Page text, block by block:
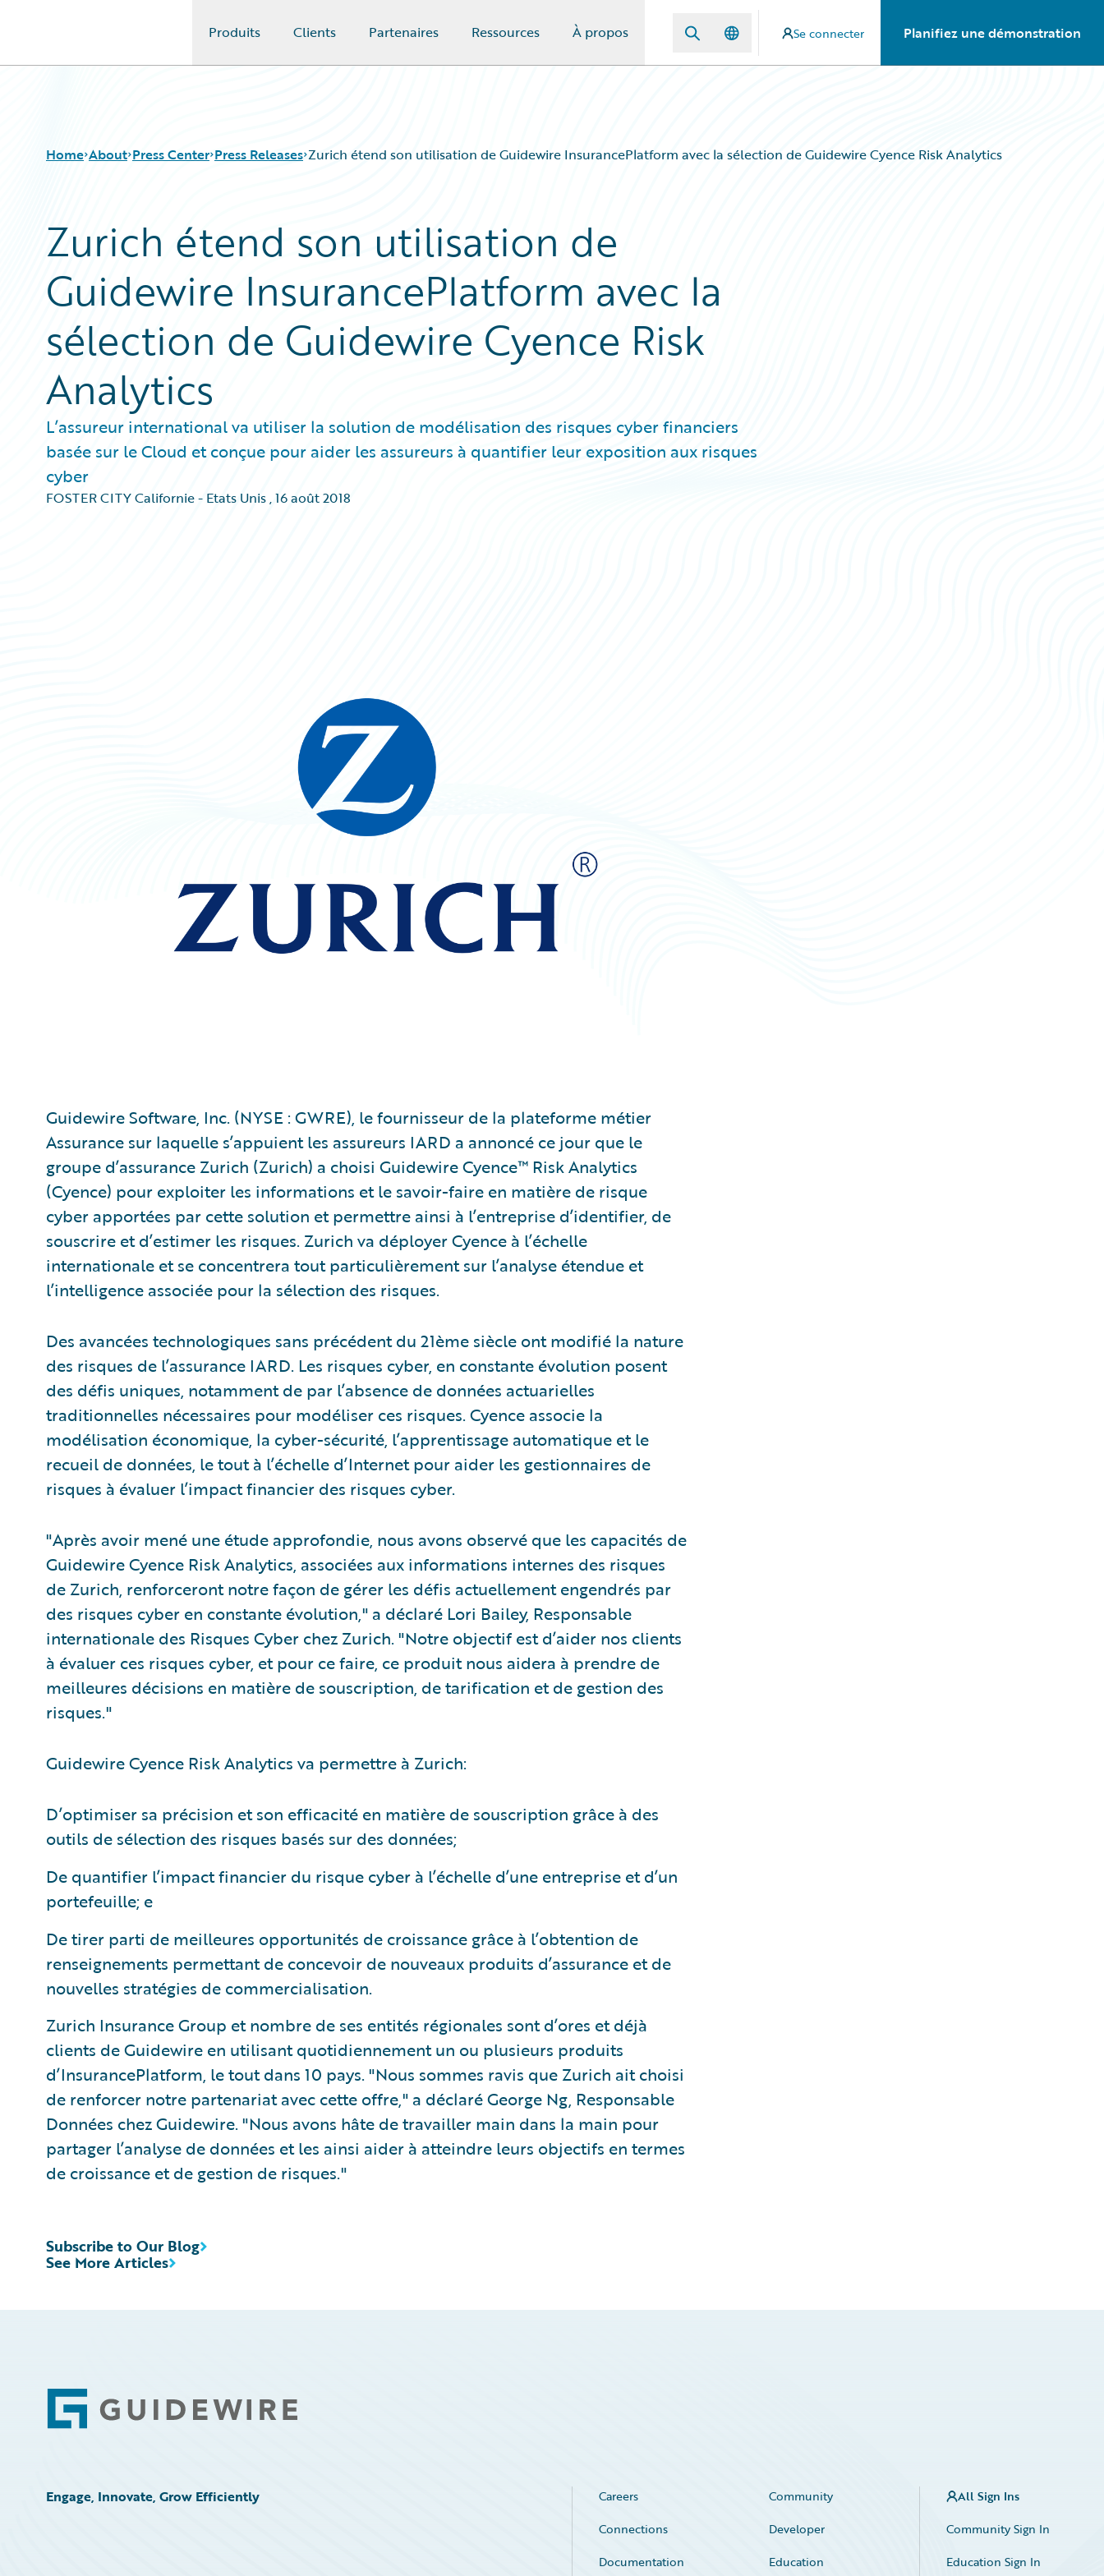
Produits Clients Partenaires Ressources À propos Se connecter Planifiez une démonstration
Home About Press Center Press Releases Zurich étend son utilisation de Guidewire InsurancePlatform avec la sélection de Guidewire Cyence Risk Analytics
Zurich étend son utilisation de
Guidewire InsurancePlatform avec la
sélection de Guidewire Cyence Risk
Analytics
L’assureur international va utiliser la solution de modélisation des risques cyber financiers
basée sur le Cloud et conçue pour aider les assureurs à quantifier leur exposition aux risques
cyber
FOSTER CITY Californie - Etats Unis,16 août 2018
Guidewire Software, Inc. (NYSE : GWRE), le fournisseur de la plateforme métier
Assurance sur laquelle s’appuient les assureurs IARD a annoncé ce jour que le
groupe d’assurance Zurich (Zurich) a choisi Guidewire Cyence™ Risk Analytics
(Cyence) pour exploiter les informations et le savoir-faire en matière de risque
cyber apportées par cette solution et permettre ainsi à l’entreprise d’identifier, de
souscrire et d’estimer les risques. Zurich va déployer Cyence à l’échelle
internationale et se concentrera tout particulièrement sur l’analyse étendue et
l’intelligence associée pour la sélection des risques.
Des avancées technologiques sans précédent du 21ème siècle ont modifié la nature
des risques de l’assurance IARD. Les risques cyber, en constante évolution posent
des défis uniques, notamment de par l’absence de données actuarielles
traditionnelles nécessaires pour modéliser ces risques. Cyence associe la
modélisation économique, la cyber-sécurité, l’apprentissage automatique et le
recueil de données, le tout à l’échelle d’Internet pour aider les gestionnaires de
risques à évaluer l’impact financier des risques cyber.
"Après avoir mené une étude approfondie, nous avons observé que les capacités de
Guidewire Cyence Risk Analytics, associées aux informations internes des risques
de Zurich, renforceront notre façon de gérer les défis actuellement engendrés par
des risques cyber en constante évolution," a déclaré Lori Bailey, Responsable
internationale des Risques Cyber chez Zurich. "Notre objectif est d’aider nos clients
à évaluer ces risques cyber, et pour ce faire, ce produit nous aidera à prendre de
meilleures décisions en matière de souscription, de tarification et de gestion des
risques."
Guidewire Cyence Risk Analytics va permettre à Zurich:
D’optimiser sa précision et son efficacité en matière de souscription grâce à des
outils de sélection des risques basés sur des données;
De quantifier l’impact financier du risque cyber à l’échelle d’une entreprise et d’un
portefeuille; e
De tirer parti de meilleures opportunités de croissance grâce à l’obtention de
renseignements permettant de concevoir de nouveaux produits d’assurance et de
nouvelles stratégies de commercialisation.
Zurich Insurance Group et nombre de ses entités régionales sont d’ores et déjà
clients de Guidewire en utilisant quotidiennement un ou plusieurs produits
d’InsurancePlatform, le tout dans 10 pays. "Nous sommes ravis que Zurich ait choisi
de renforcer notre partenariat avec cette offre," a déclaré George Ng, Responsable
Données chez Guidewire. "Nous avons hâte de travailler main dans la main pour
partager l’analyse de données et les ainsi aider à atteindre leurs objectifs en termes
de croissance et de gestion de risques."
See More Articles
Subscribe to Our Blog
Footer
Engage, Innovate, Grow Efficiently Careers
Community
Connections
Developer
Documentation
Education
All Sign Ins
Community Sign In
Education Sign In